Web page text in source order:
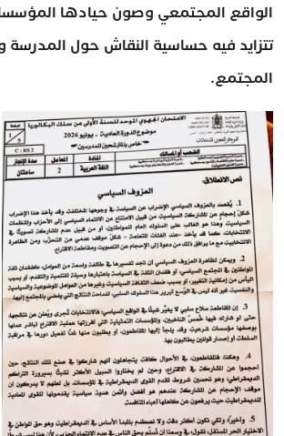
الواقع المجتمعي وصون حيادها
تتزايد فيه حساسية النقاش حول المدرسة
المجتمع.